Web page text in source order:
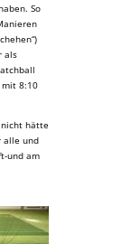
So
als
mit 8:10
hätte
alle und
und am